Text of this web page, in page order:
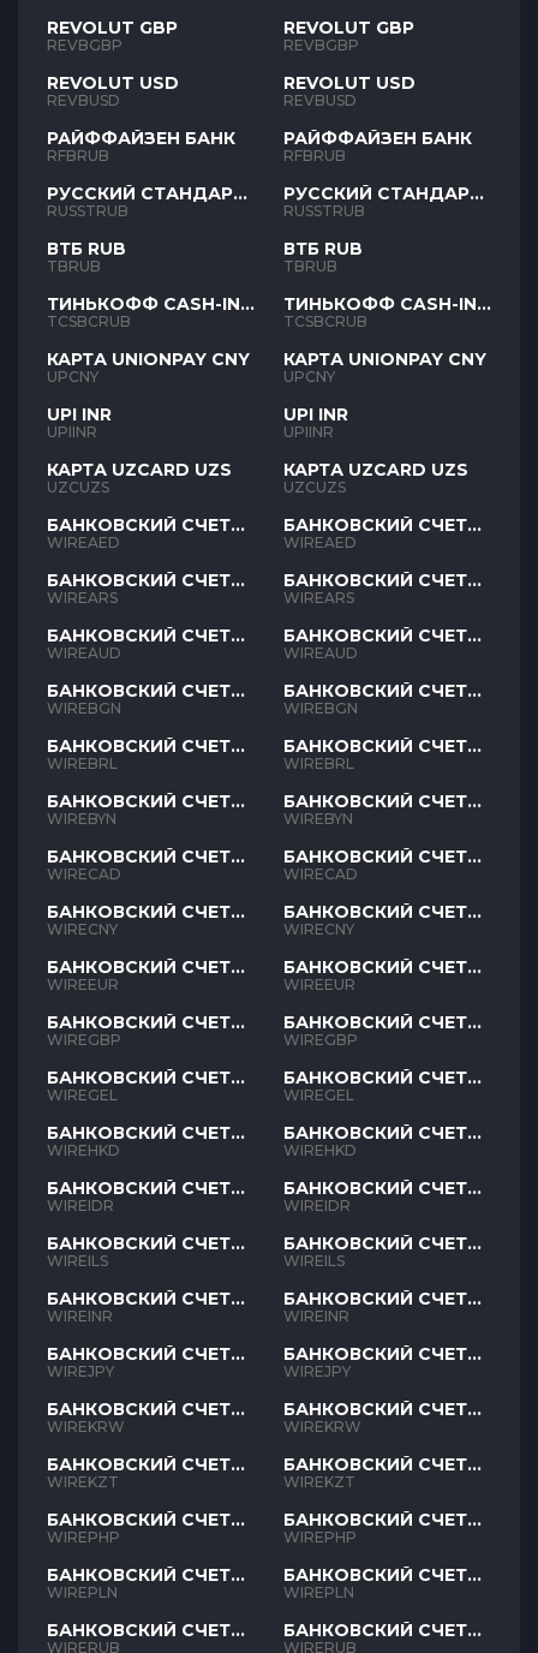
REVOLUT GBP
REVBGBP
REVOLUT USD
REVBUSD
РАЙФФАЙЗЕН БАНК
RFBRUB
РУССКИЙ СТАНДАРТ
RUB
RUSSTRUB
ВТБ RUB
TBRUB
ТИНЬКОФФ CASH-IN
RUB
TCSBCRUB
КАРТА UNIONPAY CNY
UPCNY
UPI INR
UPIINR
КАРТА UZCARD UZS
UZCUZS
БАНКОВСКИЙ СЧЕТ
AED
WIREAED
БАНКОВСКИЙ СЧЕТ
ARS
WIREARS
БАНКОВСКИЙ СЧЕТ
AUD
WIREAUD
БАНКОВСКИЙ СЧЕТ
BGN
WIREBGN
БАНКОВСКИЙ СЧЕТ
BRL
WIREBRL
БАНКОВСКИЙ СЧЕТ
BYN
WIREBYN
БАНКОВСКИЙ СЧЕТ
CAD
WIRECAD
БАНКОВСКИЙ СЧЕТ
CNY
WIRECNY
БАНКОВСКИЙ СЧЕТ
EUR
WIREEUR
БАНКОВСКИЙ СЧЕТ
GBP
WIREGBP
БАНКОВСКИЙ СЧЕТ
GEL
WIREGEL
БАНКОВСКИЙ СЧЕТ
HKD
WIREHKD
БАНКОВСКИЙ СЧЕТ
IDR
WIREIDR
БАНКОВСКИЙ СЧЕТ
ILS
WIREILS
БАНКОВСКИЙ СЧЕТ
INR
WIREINR
БАНКОВСКИЙ СЧЕТ
JPY
WIREJPY
БАНКОВСКИЙ СЧЕТ
KRW
WIREKRW
БАНКОВСКИЙ СЧЕТ
KZT
WIREKZT
БАНКОВСКИЙ СЧЕТ
PHP
WIREPHP
БАНКОВСКИЙ СЧЕТ
PLN
WIREPLN
БАНКОВСКИЙ СЧЕТ
RUB
WIRERUB
REVOLUT GBP
REVBGBP
REVOLUT USD
REVBUSD
РАЙФФАЙЗЕН БАНК
RFBRUB
РУССКИЙ СТАНДАРТ
RUB
RUSSTRUB
ВТБ RUB
TBRUB
ТИНЬКОФФ CASH-IN
RUB
TCSBCRUB
КАРТА UNIONPAY CNY
UPCNY
UPI INR
UPIINR
КАРТА UZCARD UZS
UZCUZS
БАНКОВСКИЙ СЧЕТ
AED
WIREAED
БАНКОВСКИЙ СЧЕТ
ARS
WIREARS
БАНКОВСКИЙ СЧЕТ
AUD
WIREAUD
БАНКОВСКИЙ СЧЕТ
BGN
WIREBGN
БАНКОВСКИЙ СЧЕТ
BRL
WIREBRL
БАНКОВСКИЙ СЧЕТ
BYN
WIREBYN
БАНКОВСКИЙ СЧЕТ
CAD
WIRECAD
БАНКОВСКИЙ СЧЕТ
CNY
WIRECNY
БАНКОВСКИЙ СЧЕТ
EUR
WIREEUR
БАНКОВСКИЙ СЧЕТ
GBP
WIREGBP
БАНКОВСКИЙ СЧЕТ
GEL
WIREGEL
БАНКОВСКИЙ СЧЕТ
HKD
WIREHKD
БАНКОВСКИЙ СЧЕТ
IDR
WIREIDR
БАНКОВСКИЙ СЧЕТ
ILS
WIREILS
БАНКОВСКИЙ СЧЕТ
INR
WIREINR
БАНКОВСКИЙ СЧЕТ
JPY
WIREJPY
БАНКОВСКИЙ СЧЕТ
KRW
WIREKRW
БАНКОВСКИЙ СЧЕТ
KZT
WIREKZT
БАНКОВСКИЙ СЧЕТ
PHP
WIREPHP
БАНКОВСКИЙ СЧЕТ
PLN
WIREPLN
БАНКОВСКИЙ СЧЕТ
RUB
WIRERUB